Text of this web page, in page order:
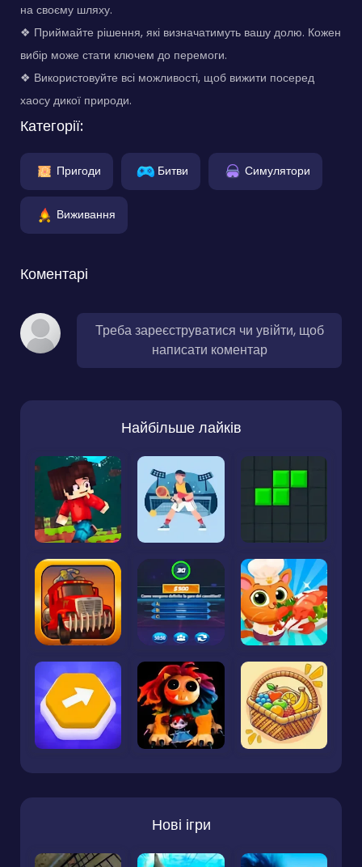
на своєму шляху.
❖ Приймайте рішення, які визначатимуть вашу долю. Кожен
вибір може стати ключем до перемоги.
❖ Використовуйте всі можливості, щоб вижити посеред
хаосу дикої природи.
Категорії:
Пригоди Битви Симулятори
Виживання
Коментарі
Треба зареєструватися чи увійти, щоб
написати коментар
Найбільше лайків
Нові ігри